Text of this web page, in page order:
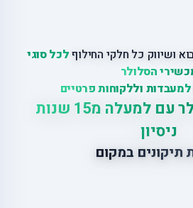
ושיווק כל חלקי החילוףלכל סוגי
הסלולר
למעבדות וללקוחות פרטיים
מובילים בסלולר עם למעלה מ15 שנות
ניסיון
תיקונים במקום